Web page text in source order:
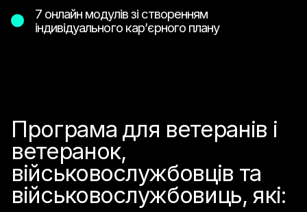
7 онлайн модулів зі створенням
індивідуального карʼєрного плану
Програма для ветеранів і
ветеранок,
військовослужбовців та
військовослужбовиць, які: